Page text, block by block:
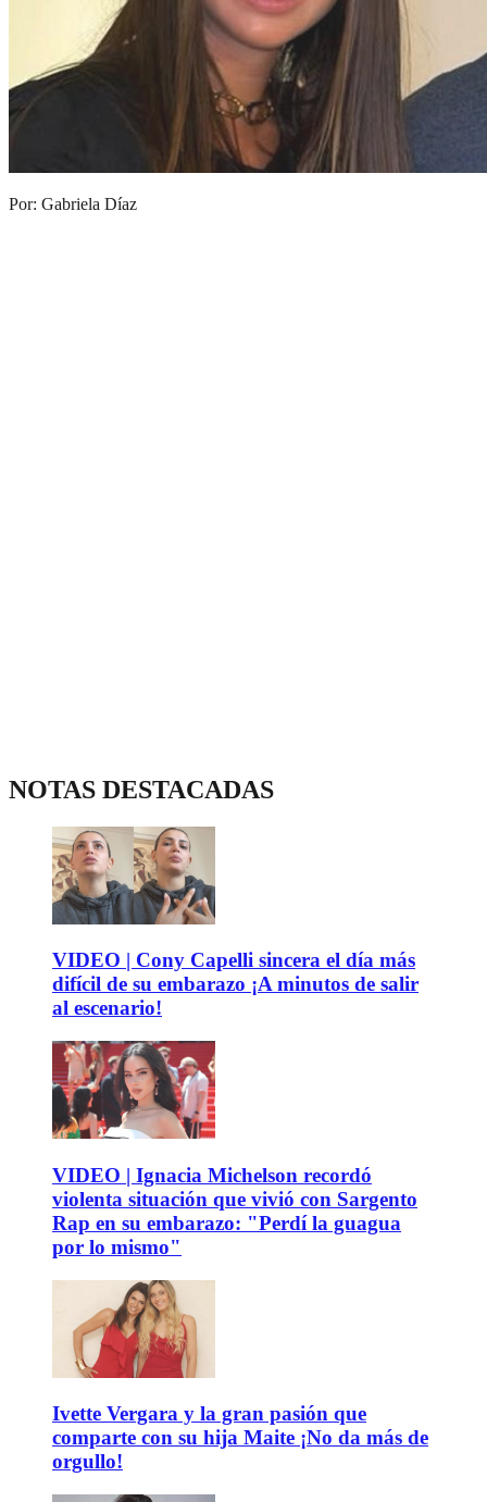
Por: Gabriela Díaz
NOTAS DESTACADAS
VIDEO | Cony Capelli sincera el día más
difícil de su embarazo ¡A minutos de salir
al escenario!
VIDEO | Ignacia Michelson recordó
violenta situación que vivió con Sargento
Rap en su embarazo: "Perdí la guagua
por lo mismo"
Ivette Vergara y la gran pasión que
comparte con su hija Maite ¡No da más de
orgullo!